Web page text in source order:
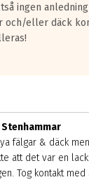
ingen
och/eller däck
Stenhammar
fälgar & däck men
att det var en
Tog kontakt med